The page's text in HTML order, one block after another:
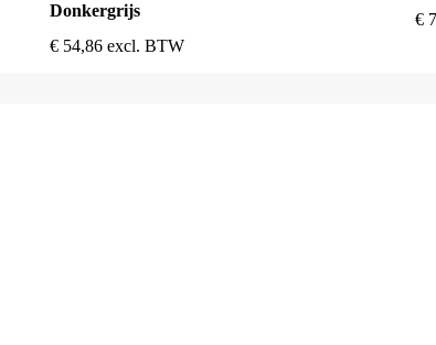
Donkergrijs
€ 54,86 excl. BTW
€